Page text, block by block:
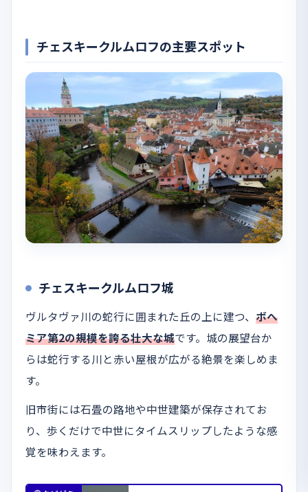
チェスキークルムロフの主要スポット
チェスキークルムロフ城
ヴルタヴァ川の蛇行に囲まれた丘の上に建つ、 ボヘ
ミア第2の規模を誇る壮大な城です。城の展望台か
らは蛇行する川と赤い屋根が広がる絶景を楽しめま
す。
旧市街には石畳の路地や中世建築が保存されてお
り、歩くだけで中世にタイムスリップしたような感
覚を味わえます。